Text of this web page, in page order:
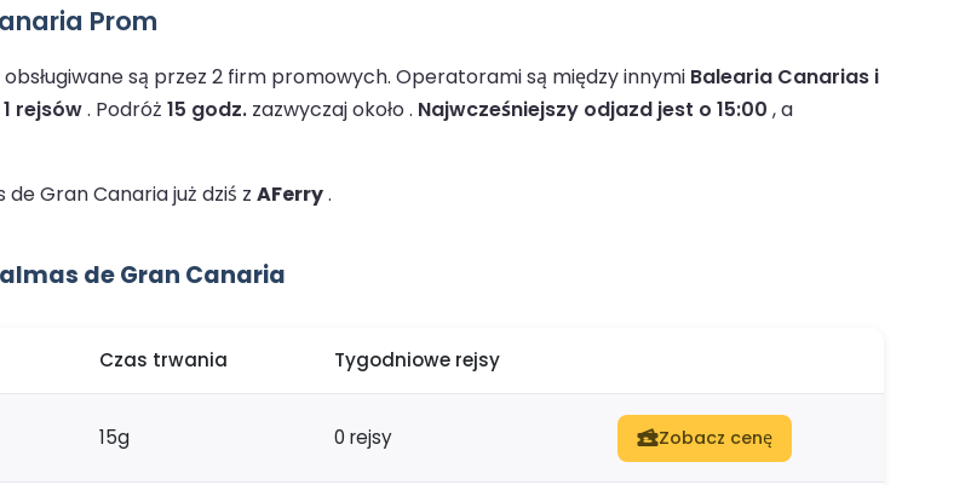
Prom
są przez 2 firm promowych. Operatorami są między innymi Balearia Canarias i
1 rejsów. Podróż 15 godz. zazwyczaj około . Najwcześniejszy odjazd jest o 15:00 , a
Gran Canaria już dziś z AFerry.
de Gran Canaria
Czas trwania Tygodniowe rejsy
15g 0 rejsy Zobacz cenę